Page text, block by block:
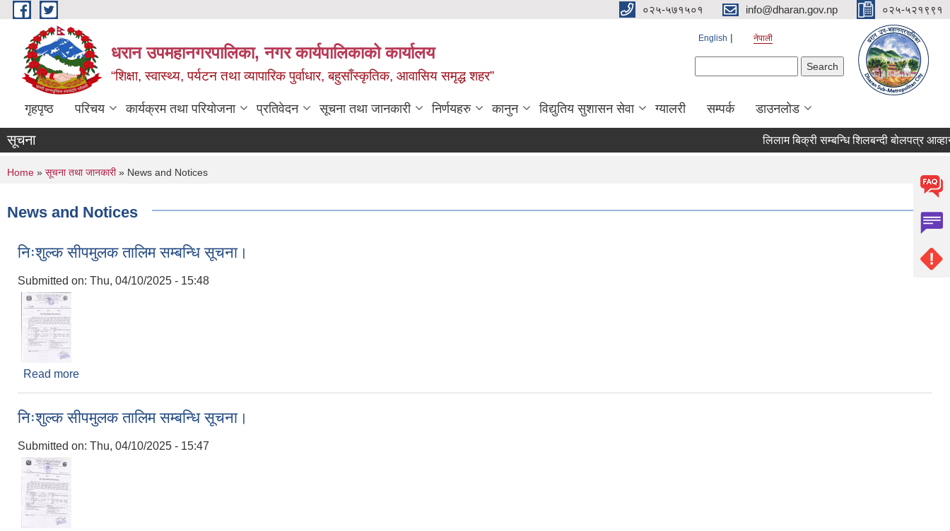
Skip to main content ०२५-५७१५०१ info@dharan.gov.np ०२५-५२१९९१
धरान उपमहानगरपालिका, नगर कार्यपालिकाको कार्यालय
“शिक्षा, स्वास्थ्य, पर्यटन तथा व्यापारिक पुर्वाधार, बहुसाँस्कृतिक, आवासिय समृद्ध शहर”
English नेपाली
गृहपृष्ठ परिचय कार्यक्रम तथा परियोजना प्रतिवेदन सूचना तथा जानकारी निर्णयहरु कानुन विद्युतिय सुशासन सेवा ग्यालरी सम्पर्क डाउनलोड
सूचना लिलाम बिक्री सम्बन्धि
You are here
Home » सूचना तथा जानकारी» News and Notices
News and Notices
निःशुल्क सीपमुलक तालिम सम्बन्धि सूचना।
Submitted on: Thu, 04/10/2025 - 15:48
Read more
निःशुल्क सीपमुलक तालिम सम्बन्धि सूचना।
Submitted on: Thu, 04/10/2025 - 15:47